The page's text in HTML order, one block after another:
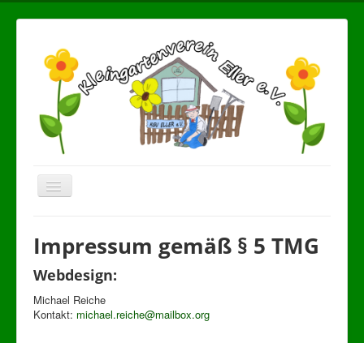
Toggle
Navigation
Vereinsgeschichte
Aktuelles
Aus unserem Vereinsleben
Impressum gemäß § 5 TMG
Webdesign:
Michael Reiche
Kontakt: michael.reiche@mailbox.org